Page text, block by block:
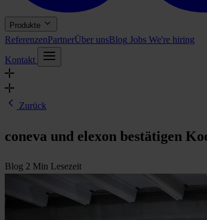
Produkte
ReferenzenPartnerÜber unsBlog Jobs We're hiring
Kontakt
Zurück
coneva und elexon bestätigen
Blog 2 Min Lesezeit